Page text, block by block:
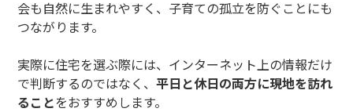
会も自然に生まれやすく、子育ての孤立を防ぐことにも
つながります。
実際に住宅を選ぶ際には、インターネット上の情報だけ
で判断するのではなく、平日と休日の両方に現地を訪れ
ることをおすすめします。